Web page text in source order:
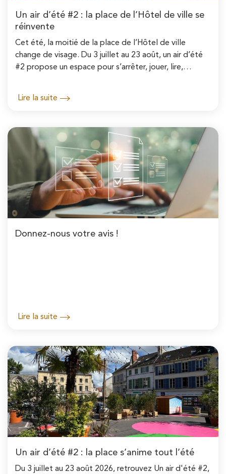
Un air d’été #2 : la place de l’Hôtel de ville se
réinvente
Cet été, la moitié de la place de l’Hôtel de ville
change de visage. Du 3 juillet au 23 août, un air d’été
#2 propose un espace pour s’arrêter, jouer, lire,
Lire la suite
Donnez-nous votre avis !
Lire la suite
Un air d’été #2 : la place s’anime tout l’été
Du 3 juillet au 23 août 2026, retrouvez Un air d'été #2,